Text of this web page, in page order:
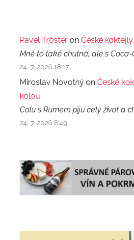
Pavel Trőster on České
Mně to také chutná, ale s Coca-
24. 7. 2026 18:17
Miroslav Novotný on České
kolou
Colu s Rumem piju celý život a
24. 7. 2026 8:49